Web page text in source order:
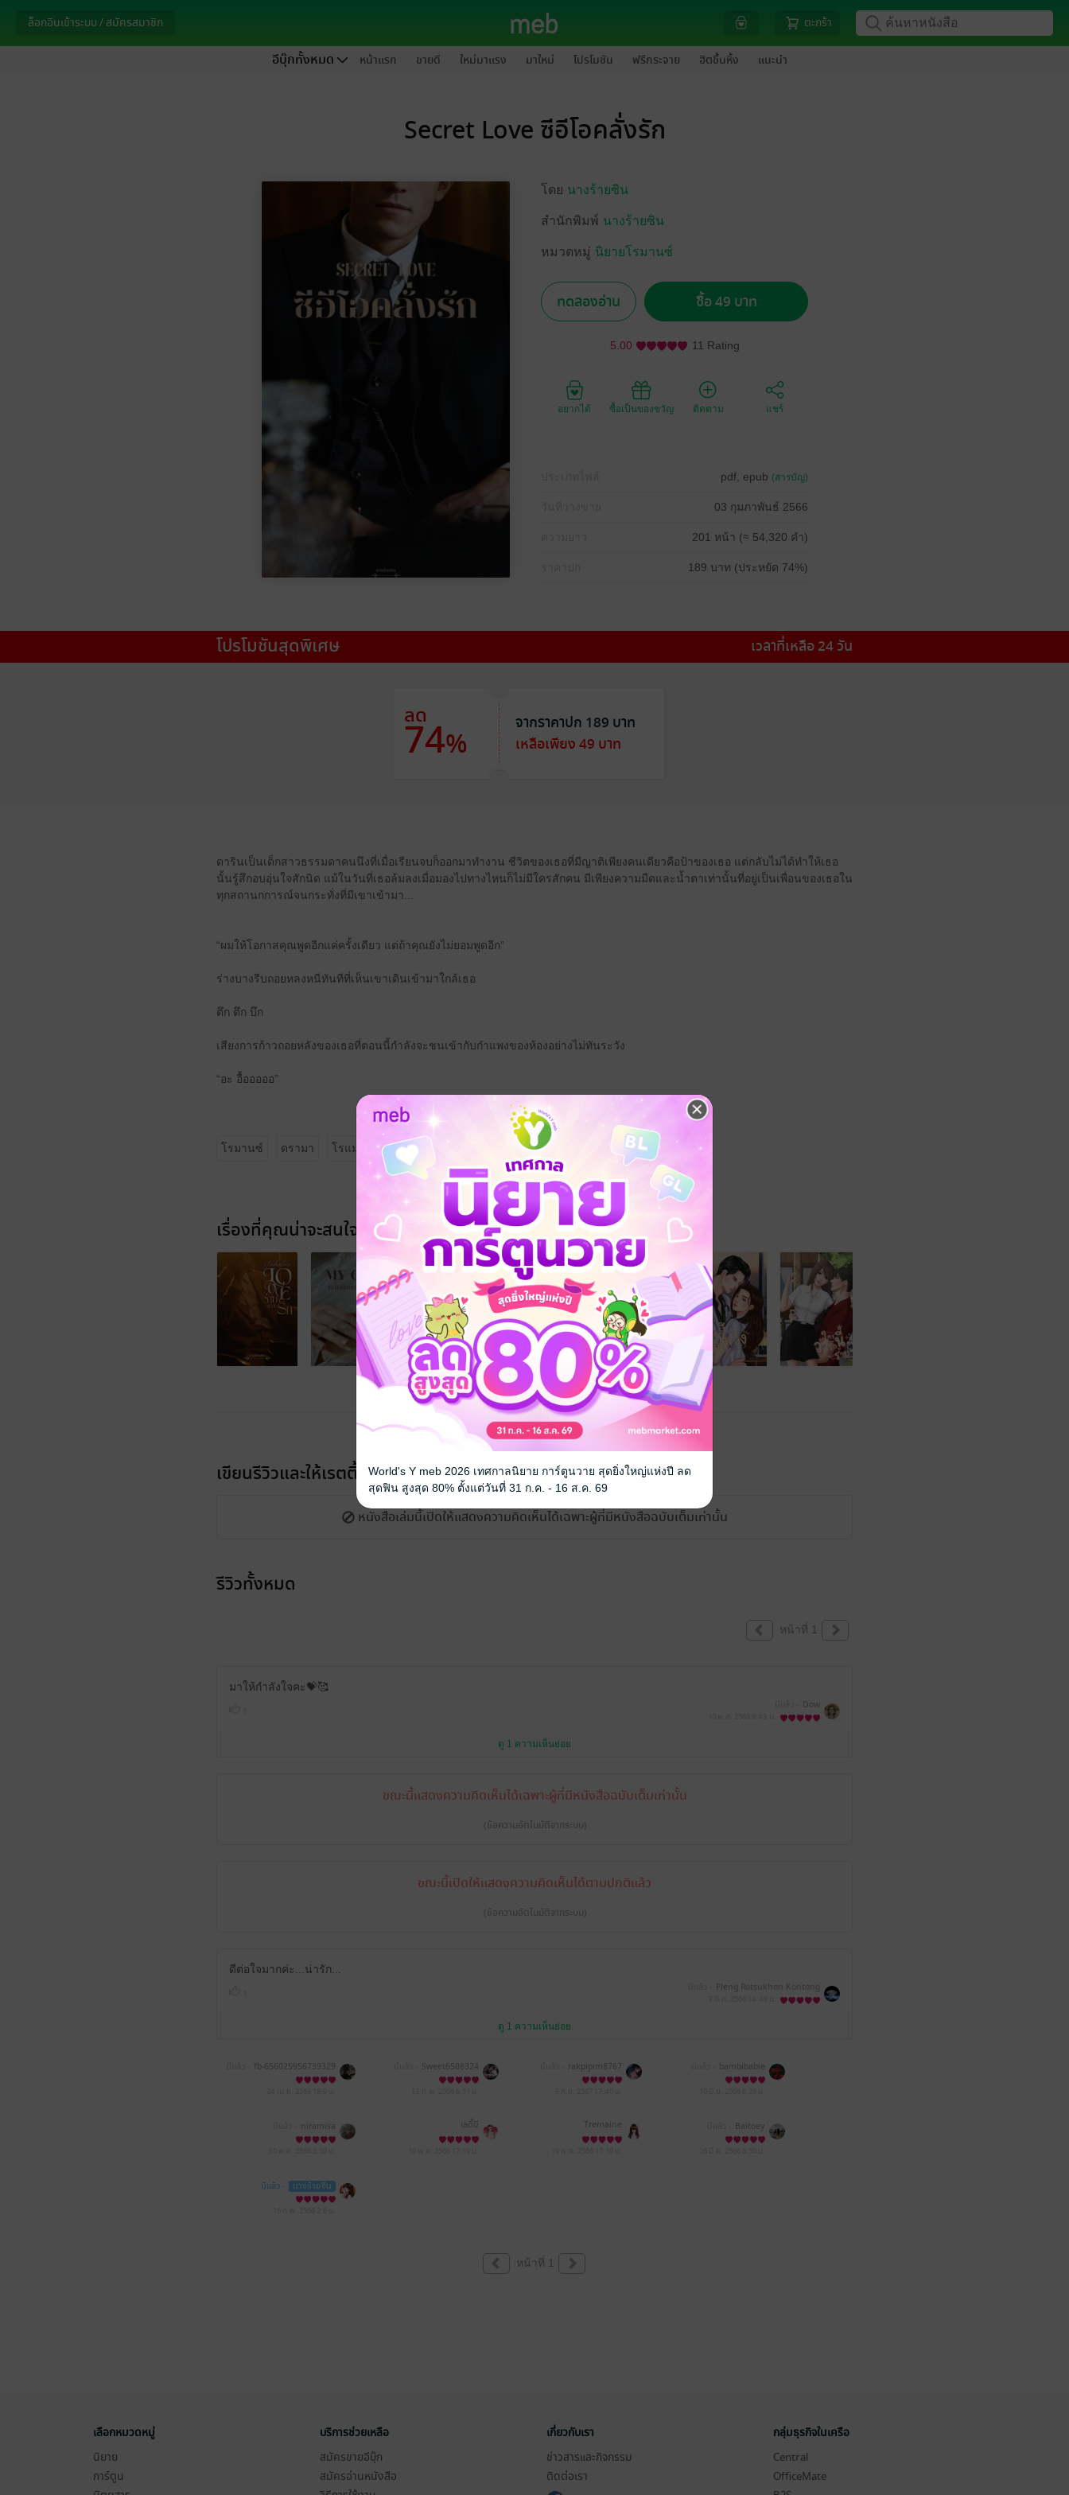
ล็อกอินเข้าระบบ / สมัครสมาชิก ตะกร้า
อีบุ๊กทั้งหมด หน้าแรก ขายดี ใหม่มาแรง มาใหม่ โปรโมชัน ฟรีกระจาย ฮิตขึ้นหิ้ง แนะนำ
Secret Love ซีอีโอคลั่งรัก
โดย นางร้ายซิน
สำนักพิมพ์ นางร้ายซิน
หมวดหมู่ นิยายโรมานซ์
ทดลองอ่าน ซื้อ 49 บาท
5.00 11 Rating
อยากได้ ซื้อเป็นของขวัญ ติดตาม แชร์
pdf, epub (สารบัญ)
03 กุมภาพันธ์ 2566
201 หน้า (≈ 54,320 คำ)
189 บาท (ประหยัด 74%)
โปรโมชันสุดพิเศษ เวลาที่เหลือ 24 วัน
ลด
74%
จากราคาปก 189 บาท
เหลือเพียง 49 บาท
ดารินเป็นเด็กสาวธรรมดาคนนึงที่เมื่อเรียนจบก็ออกมาทำงาน ชีวิตของเธอที่มีญาติเพียงคนเดียวคือป้าของเธอ แต่กลับไม่ได้ทำให้เธอ
นั้นรู้สึกอบอุ่นใจสักนิด แม้ในวันที่เธอล้มลงเมื่อมองไปทางไหนก็ไม่มีใครสักคน มีเพียงความมืดและน้ำตาเท่านั้นที่อยู่เป็นเพื่อนของเธอใน
ทุกสถานกการณ์จนกระทั่งที่มีเขาเข้ามา...
“ผมให้โอกาสคุณพูดอีกแค่ครั้งเดียว แต่ถ้าคุณยังไม่ยอมพูดอีก”
ร่างบางรีบถอยหลงหนีทันทีที่เห็นเขาเดินเข้ามาใกล้เธอ
ตึก ตึก บึก
เสียงการก้าวถอยหลังของเธอที่ตอนนี้กำลังจะชนเข้ากับกำแพงของห้องอย่างไม่ทันระวัง
“อะ อื้อออออ”
โรมานซ์ ดรามา โรแมนติก อีโรติก
เรื่องที่คุณน่าจะสนใจ
เขียนรีวิวและให้เรตติ้ง
หนังสือเล่มนี้เปิดให้แสดงความคิดเห็นได้เฉพาะผู้ที่มีหนังสือฉบับเต็มเท่านั้น
รีวิวทั้งหมด
หน้าที่ 1
มาให้กำลังใจคะ💝🥰
Dow
ดู 1 ความเห็นย่อย
ขณะนี้แสดงความคิดเห็นได้เฉพาะผู้ที่มีหนังสือฉบับเต็มเท่านั้น
(ข้อความอัตโนมัติจากระบบ)
ขณะนี้เปิดให้แสดงความคิดเห็นได้ตามปกติแล้ว
(ข้อความอัตโนมัติจากระบบ)
ดีต่อใจมากค่ะ...น่ารัก...
Pleng Rotsukhon Kontong
ดู 1 ความเห็นย่อย
fb-656025956739329
1
Sweet6508324 rakpipim8767 bambibabie
niramisa เลดี้บี Tremaine Baitoey
มีแล้ว - นางร้ายซิน
หน้าที่ 1
เลือกหมวดหมู่
นิยาย
การ์ตูน
บริการช่วยเหลือ
สมัครขายอีบุ๊ก
สมัครอ่านหนังสือ
เกี่ยวกับเรา
ข่าวสารและกิจกรรม
ติดต่อเรา
กลุ่มธุรกิจในเครือ
Central
OfficeMate
World's Y meb 2026 เทศกาลนิยาย การ์ตูนวาย สุดยิ่งใหญ่แห่งปี ลด
สุดฟิน สูงสุด 80% ตั้งแต่วันที่ 31 ก.ค. - 16 ส.ค. 69